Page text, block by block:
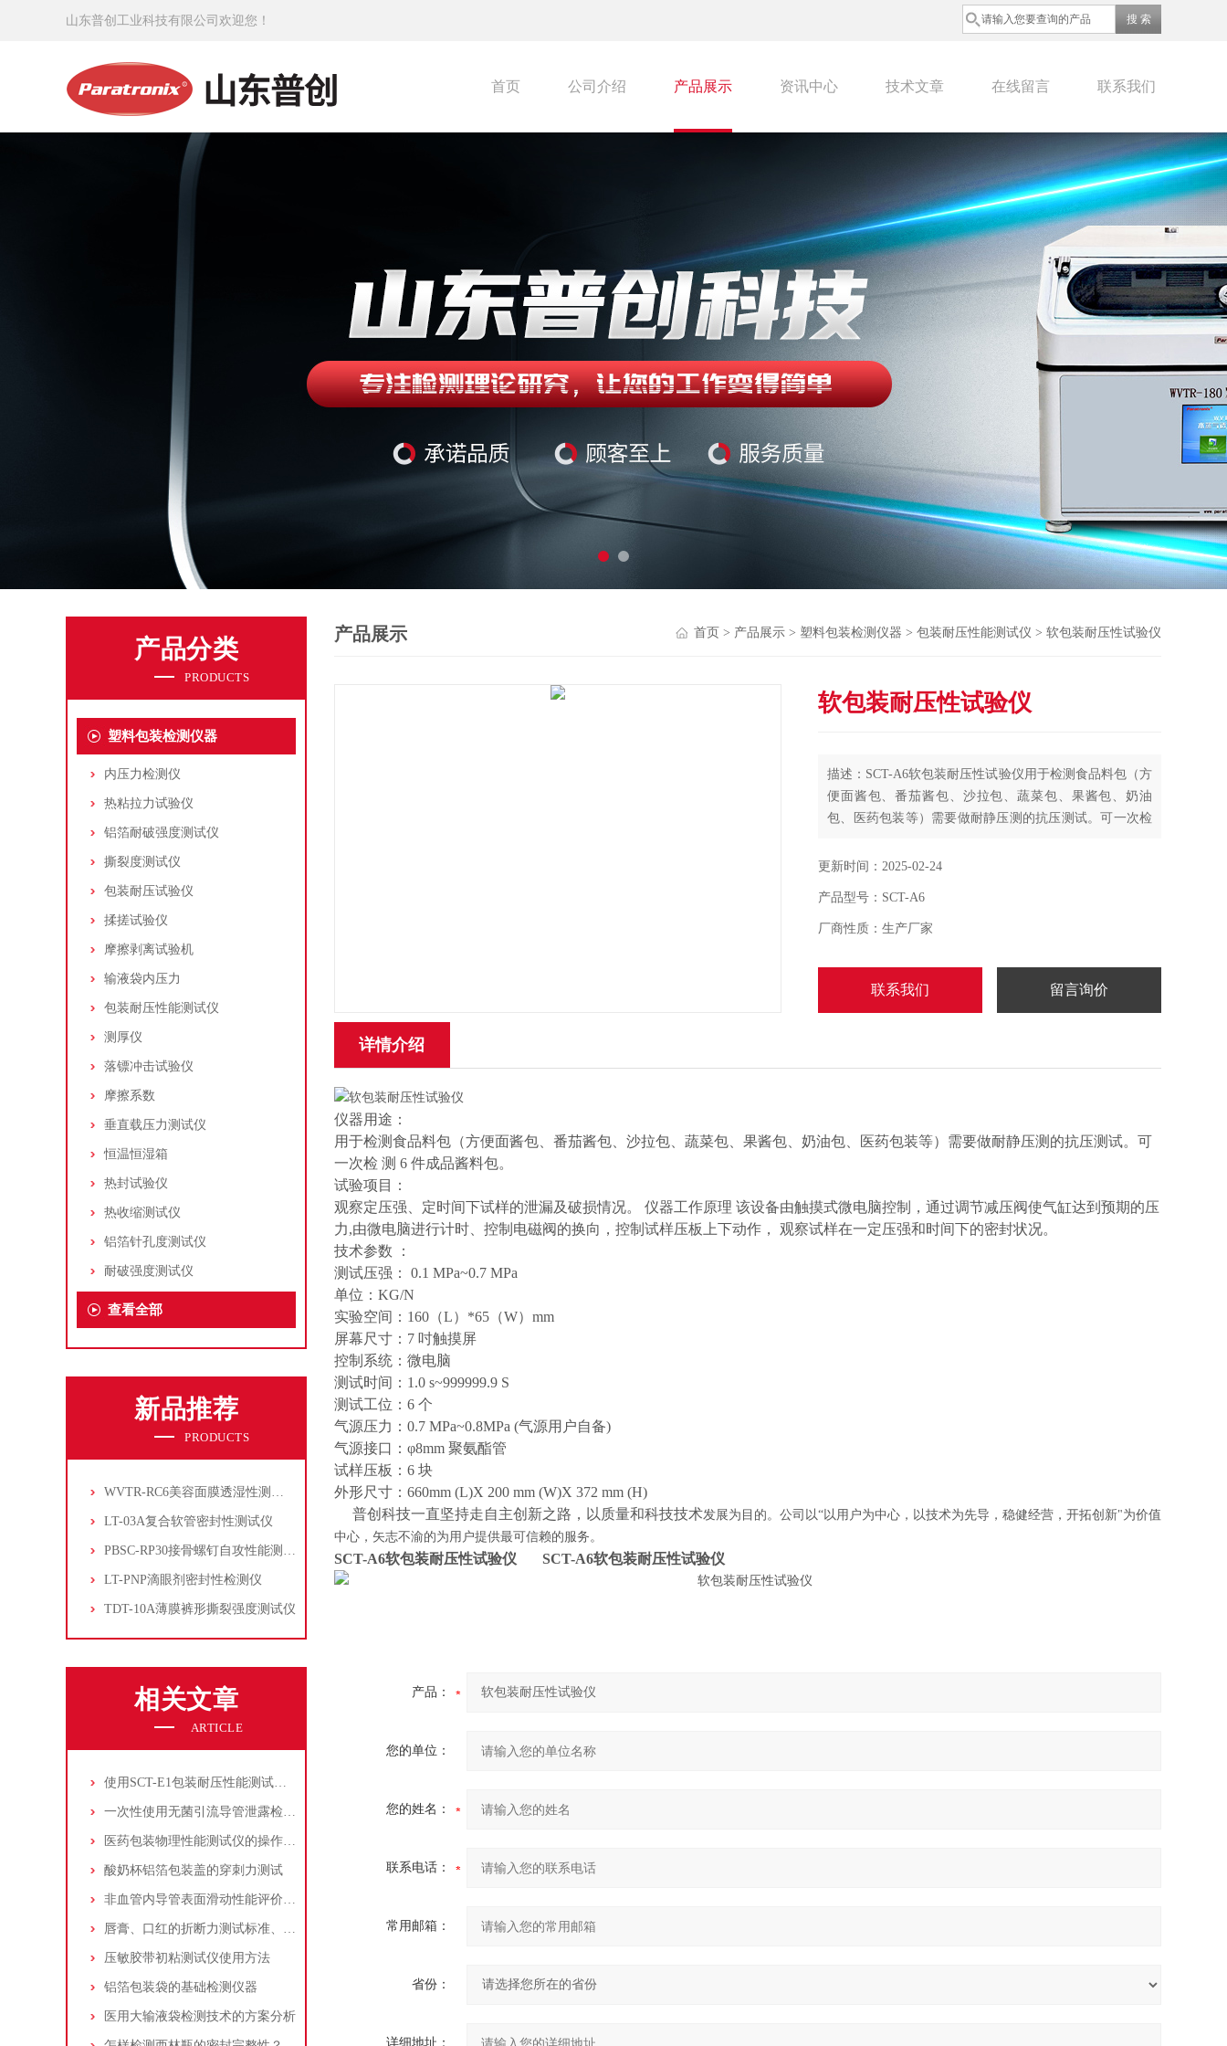
山东普创工业科技有限公司欢迎您！
首页 公司介绍 产品展示 资讯中心 技术文章 在线留言 联系我们
产品分类
PRODUCTS
塑料包装检测仪器
内压力检测仪
热粘拉力试验仪
铝箔耐破强度测试仪
撕裂度测试仪
包装耐压试验仪
揉搓试验仪
摩擦剥离试验机
输液袋内压力
包装耐压性能测试仪
测厚仪
落镖冲击试验仪
摩擦系数
垂直载压力测试仪
恒温恒湿箱
热封试验仪
热收缩测试仪
铝箔针孔度测试仪
耐破强度测试仪
查看全部
新品推荐
PRODUCTS
WVTR-RC6美容面膜透湿性测试仪
LT-03A复合软管密封性测试仪
PBSC-RP30接骨螺钉自攻性能测试‌仪
LT-PNP滴眼剂密封性检测仪
TDT-10A薄膜裤形撕裂强度测试仪
相关文章
ARTICLE
使用SCT-E1包装耐压性能测试仪检测液体沙拉酱包装的密封性能
一次性使用无菌引流导管泄露检测方法
医药包装物理性能测试仪的操作流程和维护保养方式
酸奶杯铝箔包装盖的穿刺力测试
非血管内导管表面滑动性能评价用标准
唇膏、口红的折断力测试标准、要求和仪器
压敏胶带初粘测试仪使用方法
铝箔包装袋的基础检测仪器
医用大输液袋检测技术的方案分析
产品展示 首页 > 产品展示 > 塑料包装检测仪器 > 包装耐压性能测试仪 > 软包装耐压性试验仪
软包装耐压性试验仪
描述：SCT-A6软包装耐压性试验仪用于检测食品料包（方
便面酱包、番茄酱包、沙拉包、蔬菜包、果酱包、奶油
包、医药包装等）需要做耐静压测的抗压测试。可一次检
样的泄漏及破损情况。
更新时间：2025-02-24
产品型号：SCT-A6
厂商性质：生产厂家
联系我们 留言询价
详情介绍
仪器用途：
用于检测食品料包（方便面酱包、番茄酱包、沙拉包、蔬菜包、果酱包、奶油包、医药包装等）需要做耐静压测的抗压测试。可
一次检 测 6 件成品酱料包。
试验项目：
观察定压强、定时间下试样的泄漏及破损情况。 仪器工作原理 该设备由触摸式微电脑控制，通过调节减压阀使气缸达到预期的压
力,由微电脑进行计时、控制电磁阀的换向，控制试样压板上下动作， 观察试样在一定压强和时间下的密封状况。
技术参数 ：
测试压强： 0.1 MPa~0.7 MPa
单位：KG/N
实验空间：160（L）*65（W）mm
屏幕尺寸：7 吋触摸屏
控制系统：微电脑
测试时间：1.0 s~999999.9 S
测试工位：6 个
气源压力：0.7 MPa~0.8MPa (气源用户自备)
气源接口：φ8mm 聚氨酯管
试样压板：6 块
外形尺寸：660mm (L)X 200 mm (W)X 372 mm (H)
普创科技一直坚持走自主创新之路，以质量和科技技术发展为目的。公司以“以用户为中心，以技术为先导，稳健经营，开拓创新"为价值
中心，矢志不渝的为用户提供最可信赖的服务。
SCT-A6软包装耐压性试验仪 SCT-A6软包装耐压性试验仪
产品：
您的单位：
您的姓名：
联系电话：
常用邮箱：
省份：
详细地址：